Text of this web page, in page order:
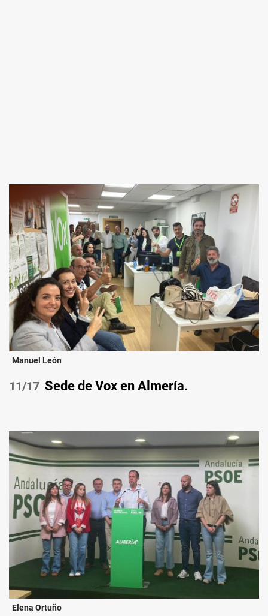
Manuel León
/17 Sede de Vox en Almería.
Elena Ortuño